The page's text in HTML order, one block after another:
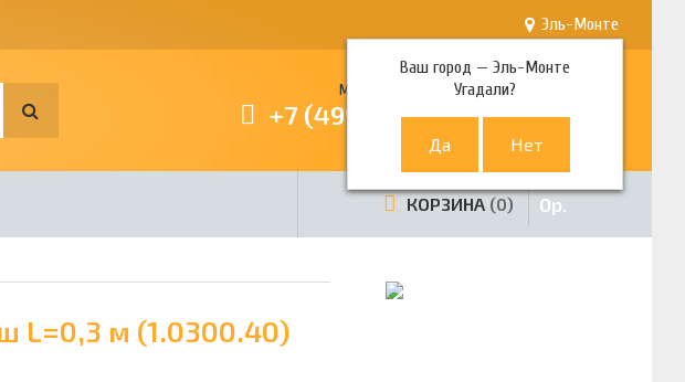
Эль-Монте
Ваш город —Эль-Монте
Угадали?
Многоканальный телефон
+7 (499) 380-80-80
КОРЗИНА 0 0р.
L=0,3 м (1.0300.40)